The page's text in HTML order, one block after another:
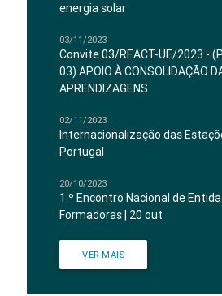
energia solar
03/11/2023
Convite 03/REACT-UE/2023 -
03) APOIO À CONSOLIDAÇÃO
APRENDIZAGENS
02/11/2023
Internacionalização das
Portugal
20/10/2023
1.º Encontro Nacional de
Formadoras | 20 out
VER MAIS